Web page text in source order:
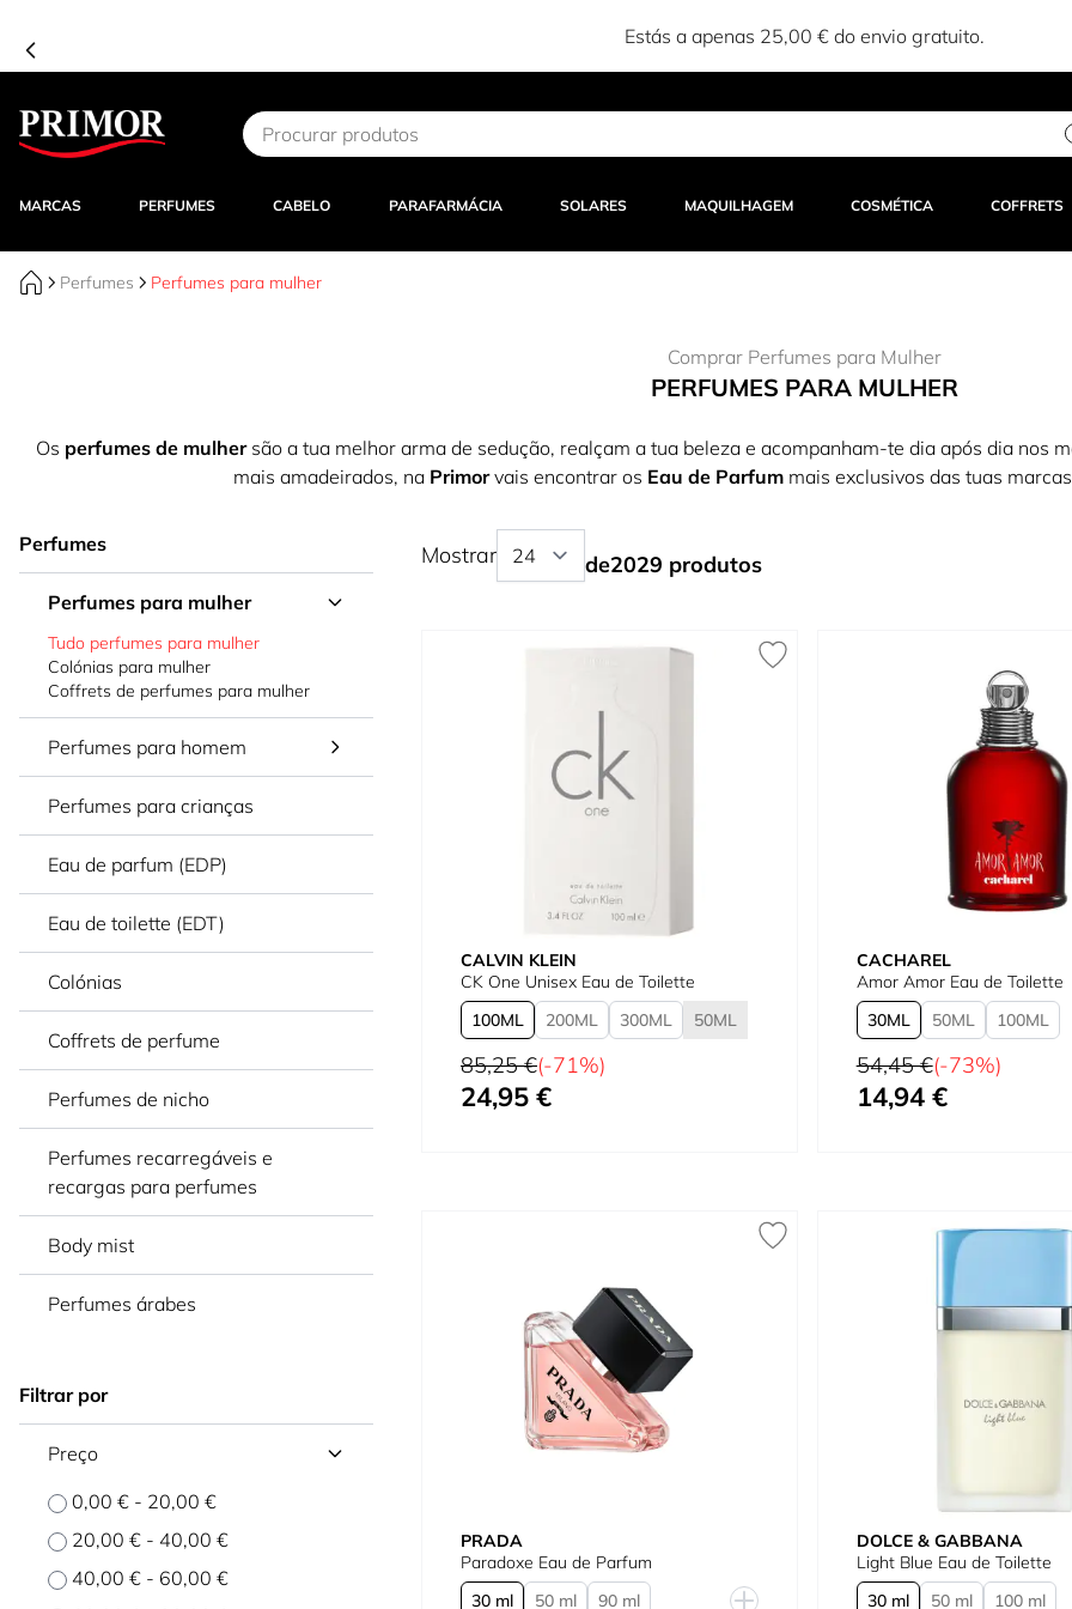
Estás a apenas 25,00 € do envio gratuito.
Ir para o Conteúdo
MARCAS PERFUMES CABELO PARAFARMÁCIA SOLARES MAQUILHAGEM COSMÉTICA COFFRETS
Perfumes Perfumes para mulher
Comprar Perfumes para Mulher
PERFUMES PARA MULHER
Os perfumes de mulhersão a tua melhor arma de sedução, realçam a tua beleza e acompanham-te dia após dia nos
mais amadeirados, na Primorvais encontrar os Eau de Parfum mais exclusivos das tuas
Perfumes
Perfumes para mulher
Tudo perfumes para mulher
Colónias para mulher
Coffrets de perfumes para mulher
Perfumes para homem
Perfumes para crianças
Eau de parfum (EDP)
Eau de toilette (EDT)
Colónias
Coffrets de perfume
Perfumes de nicho
Perfumes recarregáveis e
recargas para perfumes
Body mist
Perfumes árabes
Filtrar por
Preço
0,00 € - 20,00 €
20,00 € - 40,00 €
40,00 € - 60,00 €
Mostrar de2029 produtos
CALVIN KLEIN
CK One Unisex Eau de Toilette
50
100 200 300
Preço Normal
85,25 €(-71%)
Tão baixo quanto
24,95 €
CACHAREL
Amor Amor Eau de Toilette
30
50 100
Preço Normal
54,45 €(-73%)
Tão baixo quanto
14,94 €
PRADA
Paradoxe Eau de Parfum
30 ml
50 ml
90 ml
DOLCE & GABBANA
Light Blue Eau de Toilette
30 ml
50 ml
100 ml